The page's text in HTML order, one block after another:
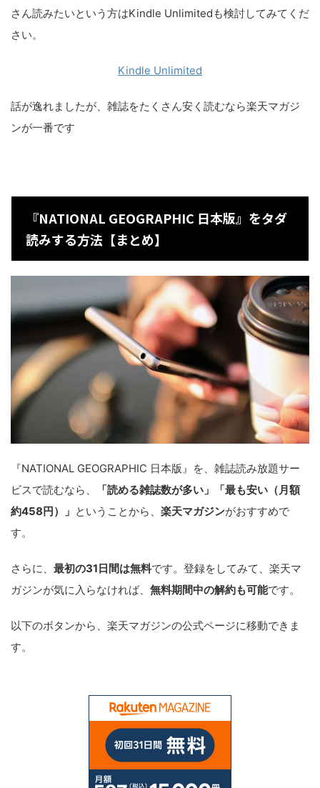
さん読みたいという方はKindle Unlimitedも検討してみてくだ
さい。
Kindle Unlimited
話が逸れましたが、雑誌をたくさん安く読むなら楽天マガジ
ンが一番です
『NATIONAL GEOGRAPHIC 日本版』をタダ
読みする方法【まとめ】
『NATIONAL GEOGRAPHIC 日本版』を、雑誌読み放題サー
ビスで読むなら、
「読める雑誌数が多い」「最も安い（月額
約458円）」 ということから、 楽天マガジンがおすすめで
す。
さらに、 最初の31日間は無料です。登録をしてみて、楽天マ
ガジンが気に入らなければ、 無料期間中の解約も可能です。
以下のボタンから、楽天マガジンの公式ページに移動できま
す。